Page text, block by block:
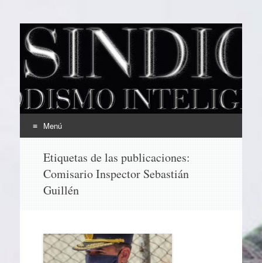
EL SINDICAL
Periodismo Inteligente
Menú
contenido
Etiquetas de las publicaciones:
Comisario Inspector Sebastián
Guillén